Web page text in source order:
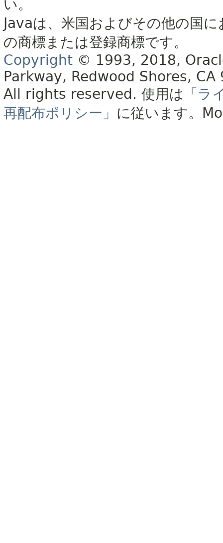
い。
Javaは、米国およびその他の国
の商標または登録商標です。
Copyright © 1993, 2018,
Parkway, Redwood Shores, CA
All rights reserved. 使用は 「ラ
再配布ポリシー」 に従います。